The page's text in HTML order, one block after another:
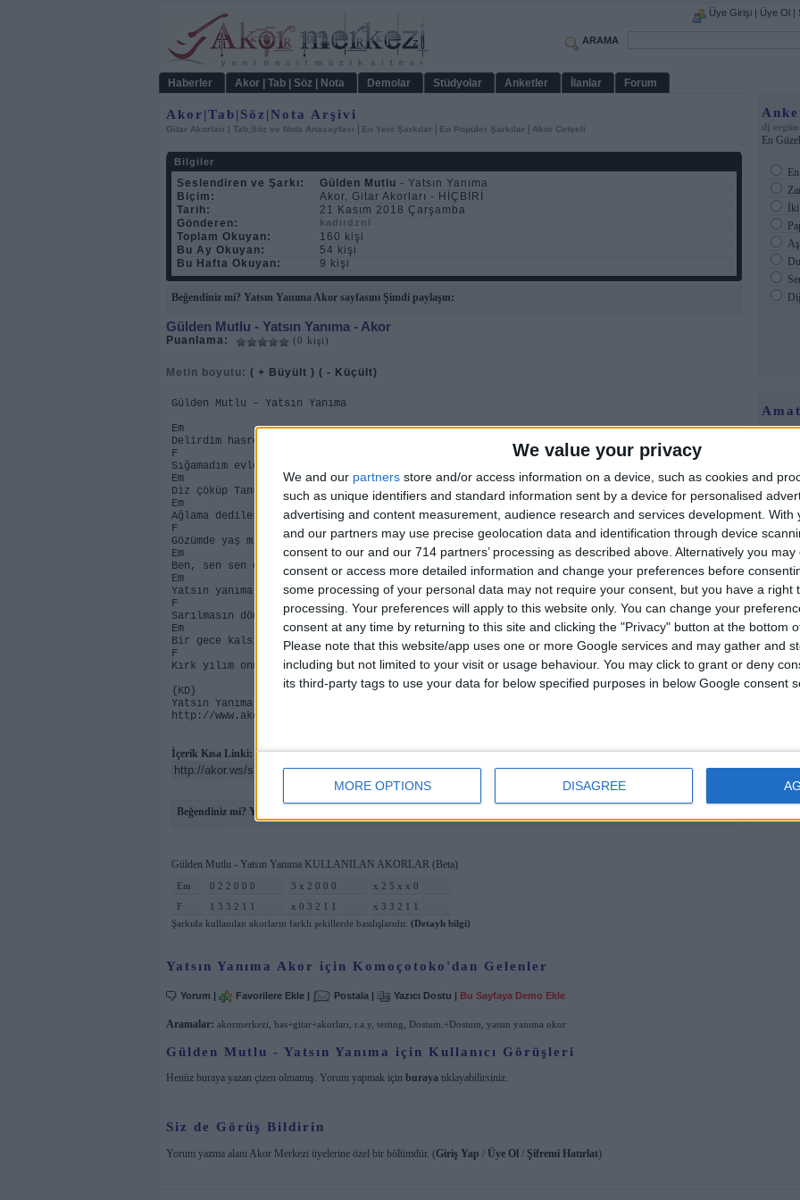
We value your privacy
We and our partners store and/or access information on a device, such as cookies and
such as unique identifiers and standard information sent by a device for personalised
advertising and content measurement, audience research and services development. With
and our partners may use precise geolocation data and identification through device
consent to our and our 714 partners’ processing as described above. Alternatively you
consent or access more detailed information and change your preferences before
some processing of your personal data may not require your consent, but you have a right
processing. Your preferences will apply to this website only. You can change your
consent at any time by returning to this site and clicking the "Privacy" button at the bottom
Please note that this website/app uses one or more Google services and may gather and
including but not limited to your visit or usage behaviour. You may click to grant or deny
its third-party tags to use your data for below specified purposes in below Google consent
MORE OPTIONS DISAGREE
Üye Girişi | Üye Ol |
ARAMA
Haberler Akor | Tab | Söz | Nota Demolar Stüdyolar Anketler İlanlar Forum
Akor|Tab|Söz|Nota Arşivi
Gitar Akorları | Tab,Söz ve Nota Anasayfası En Yeni Şarkılar En Popüler Şarkılar Akor Cetveli
Bilgiler
Seslendiren ve Şarkı: Gülden Mutlu - Yatsın Yanıma
Biçim:
Akor, Gitar Akorları - HİÇBİRİ
Tarih:
21 Kasım 2018 Çarşamba
Gönderen:
kadirdznl
Toplam Okuyan:
160 kişi
Bu Ay Okuyan:
54 kişi
Bu Hafta Okuyan:
9 kişi
Beğendiniz mi? Yatsın Yanıma Akor sayfasını Şimdi paylaşın:
Gülden Mutlu - Yatsın Yanıma - Akor
Puanlama: (0 kişi)
Metin boyutu: ( + Büyült ) ( - Küçült)
Gülden Mutlu – Yatsın Yanıma
Em
Delirdim hasretinden
F
Sığamadım evler değiştirdim
Em F
Diz çöküp Tanrı’dan seni dilendim
Em
Ağlama dediler de
F
Gözümde yaş mı kaldı güzelim
Em F
Ben, sen sen diye tükendim
Em
Yatsın yanıma
F
Sarılmasın dönsün uyusun
Em
Bir gece kalsın benimle
F
Kırk yılım onun olsun
{KD}
Yatsın Yanıma Akor, AkorMerkezi.com'da yayınlanmıştır.
http://www.akormerkezi.com
İçerik Kısa Linki:
Beğendiniz mi? Yatsın Yanıma Akor sayfasını Şimdi paylaşın:
Gülden Mutlu - Yatsın Yanıma KULLANILAN AKORLAR (Beta)
Em 0 2 2 0 0 0 3 x 2 0 0 0
x 2 5 x x 0
F
1 3 3 2 1 1 x 0 3 2 1 1
x 3 3 2 1 1
Şarkıda kullanılan akorların farklı şekillerde basılışlarıdır. (Detaylı bilgi)
Yatsın Yanıma Akor için Komoçotoko'dan Gelenler
Yorum | Favorilere Ekle | Postala | Yazıcı Dostu | Bu Sayfaya Demo Ekle
Aramalar: akormerkezi bas+gitar+akorları r.a.y testing Dostum.+Dostum yatsın yanıma okor
Gülden Mutlu - Yatsın Yanıma için Kullanıcı Görüşleri
Henüz buraya yazan çizen olmamış. Yorum yapmak için buraya tıklayabilirsiniz.
Siz de Görüş Bildirin
Yorum yazma alanı Akor Merkezi üyelerine özel bir bölümdür. (Giriş Yap / Üye Ol / Şifremi Hatırlat)
dj ergün
En
En